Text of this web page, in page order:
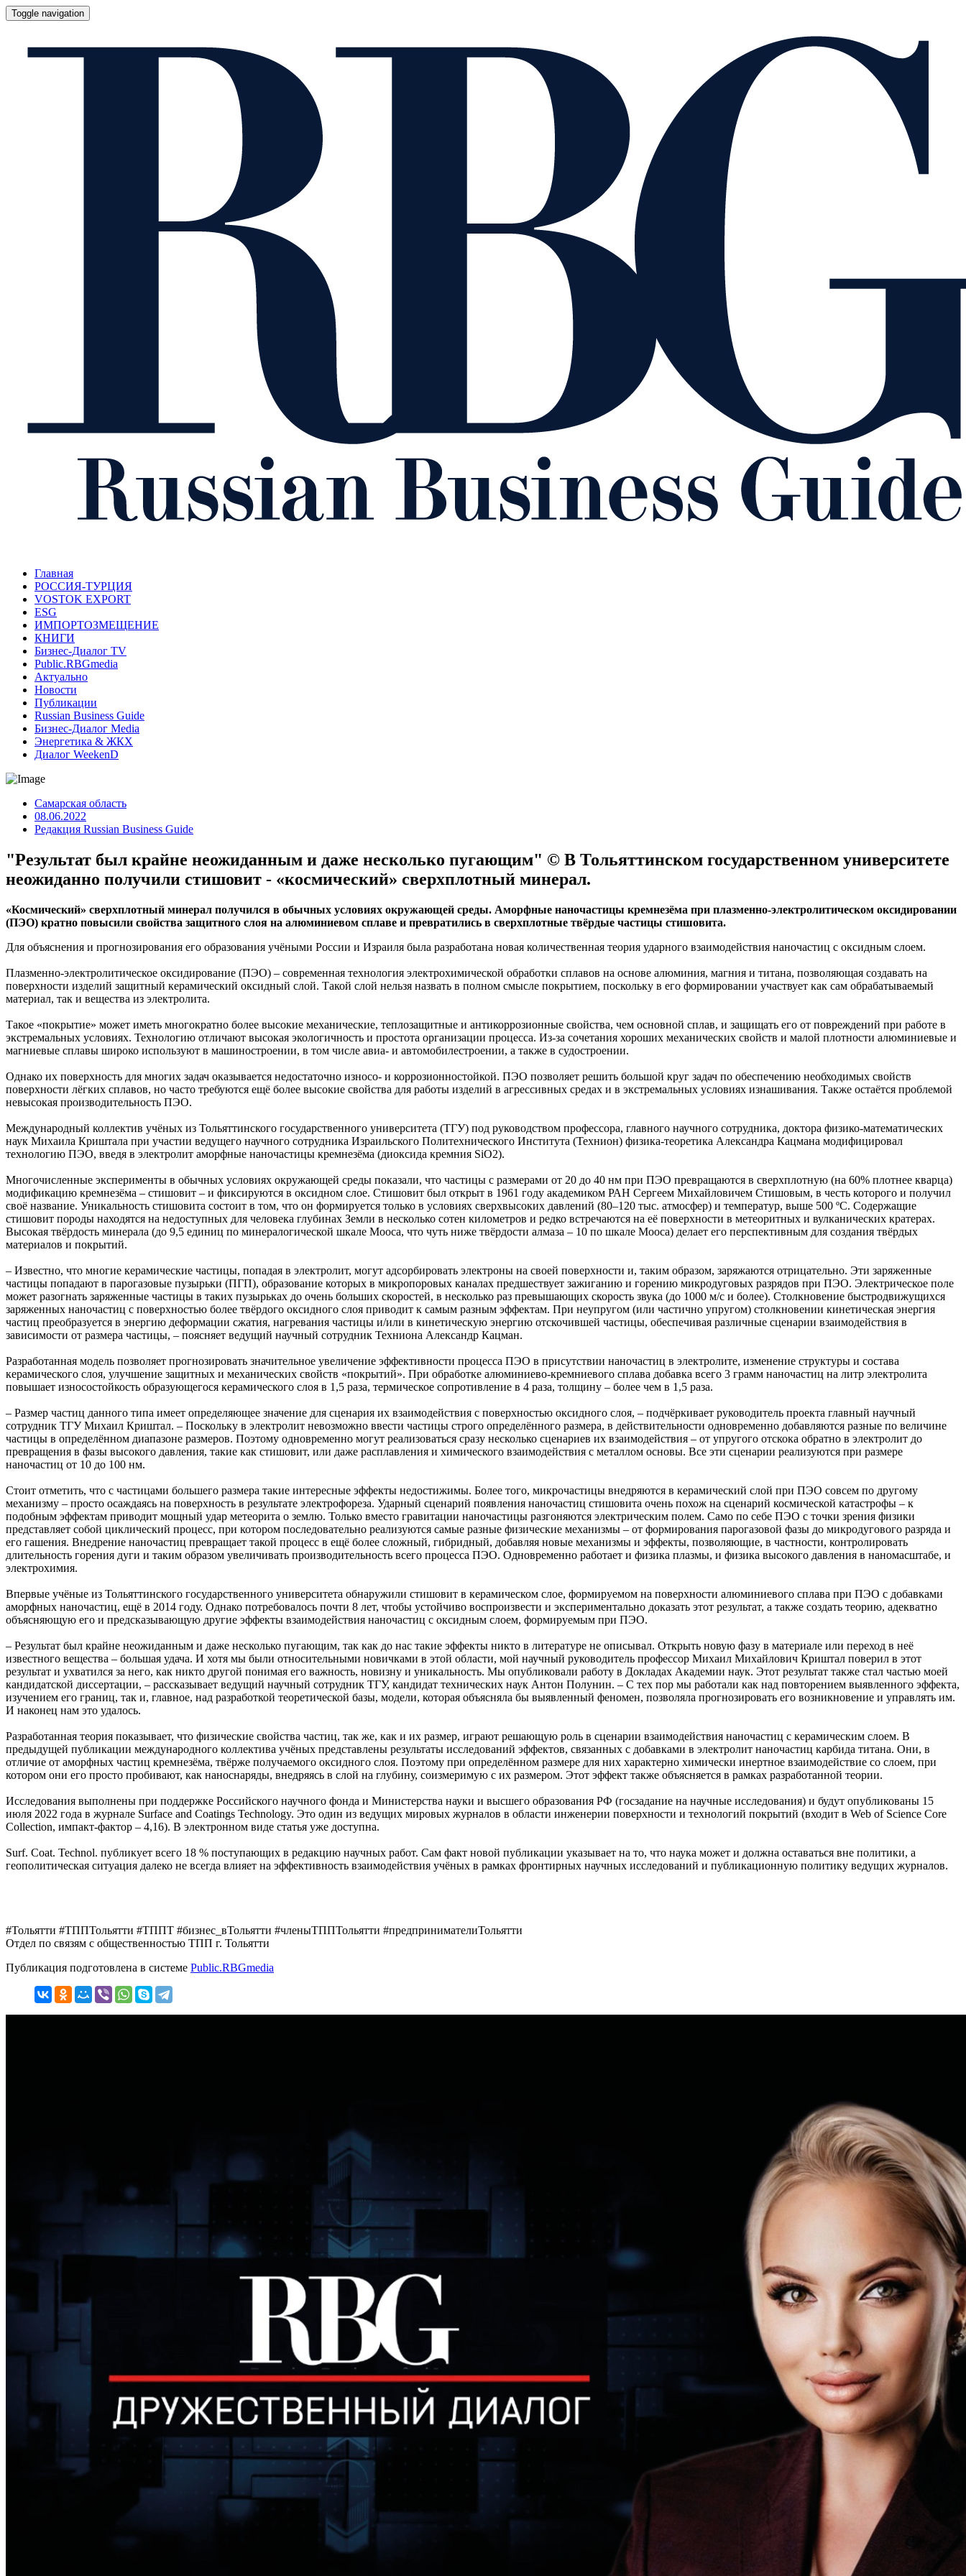
Toggle navigation
Главная
РОССИЯ-ТУРЦИЯ
VOSTOK EXPORT
ESG
ИМПОРТОЗМЕЩЕНИЕ
КНИГИ
Бизнес-Диалог TV
Public.RBGmedia
Актуально
Новости
Публикации
Russian Business Guide
Бизнес-Диалог Media
Энергетика & ЖКХ
Диалог WeekenD
Самарская область
08.06.2022
Редакция Russian Business Guide
"Результат был крайне неожиданным и даже несколько пугающим" © В Тольяттинском государственном университете
неожиданно получили стишовит - «космический» сверхплотный минерал.
«Космический» сверхплотный минерал получился в обычных условиях окружающей среды. Аморфные наночастицы кремнезёма при плазменно-электролитическом оксидировании
(ПЭО) кратно повысили свойства защитного слоя на алюминиевом сплаве и превратились в сверхплотные твёрдые частицы стишовита.
Для объяснения и прогнозирования его образования учёными России и Израиля была разработана новая количественная теория ударного взаимодействия наночастиц c оксидным слоем.
Плазменно-электролитическое оксидирование (ПЭО) – современная технология электрохимической обработки сплавов на основе алюминия, магния и титана, позволяющая создавать на
поверхности изделий защитный керамический оксидный слой. Такой слой нельзя назвать в полном смысле покрытием, поскольку в его формировании участвует как сам обрабатываемый
материал, так и вещества из электролита.
Такое «покрытие» может иметь многократно более высокие механические, теплозащитные и антикоррозионные свойства, чем основной сплав, и защищать его от повреждений при работе в
экстремальных условиях. Технологию отличают высокая экологичность и простота организации процесса. Из-за сочетания хороших механических свойств и малой плотности алюминиевые и
магниевые сплавы широко используют в машиностроении, в том числе авиа- и автомобилестроении, а также в судостроении.
Однако их поверхность для многих задач оказывается недостаточно износо- и коррозионностойкой. ПЭО позволяет решить большой круг задач по обеспечению необходимых свойств
поверхности лёгких сплавов, но часто требуются ещё более высокие свойства для работы изделий в агрессивных средах и в экстремальных условиях изнашивания. Также остаётся проблемой
невысокая производительность ПЭО.
Международный коллектив учёных из Тольяттинского государственного университета (ТГУ) под руководством профессора, главного научного сотрудника, доктора физико-математических
наук Михаила Криштала при участии ведущего научного сотрудника Израильского Политехнического Института (Технион) физика-теоретика Александра Кацмана модифицировал
технологию ПЭО, введя в электролит аморфные наночастицы кремнезёма (диоксида кремния SiO2).
Многочисленные эксперименты в обычных условиях окружающей среды показали, что частицы с размерами от 20 до 40 нм при ПЭО превращаются в сверхплотную (на 60% плотнее кварца)
модификацию кремнезёма – стишовит – и фиксируются в оксидном слое. Стишовит был открыт в 1961 году академиком РАН Сергеем Михайловичем Стишовым, в честь которого и получил
своё название. Уникальность стишовита состоит в том, что он формируется только в условиях сверхвысоких давлений (80–120 тыс. атмосфер) и температур, выше 500 ºС. Содержащие
стишовит породы находятся на недоступных для человека глубинах Земли в несколько сотен километров и редко встречаются на её поверхности в метеоритных и вулканических кратерах.
Высокая твёрдость минерала (до 9,5 единиц по минералогической шкале Мооса, что чуть ниже твёрдости алмаза – 10 по шкале Мооса) делает его перспективным для создания твёрдых
материалов и покрытий.
– Известно, что многие керамические частицы, попадая в электролит, могут адсорбировать электроны на своей поверхности и, таким образом, заряжаются отрицательно. Эти заряженные
частицы попадают в парогазовые пузырьки (ПГП), образование которых в микропоровых каналах предшествует зажиганию и горению микродуговых разрядов при ПЭО. Электрическое поле
может разогнать заряженные частицы в таких пузырьках до очень больших скоростей, в несколько раз превышающих скорость звука (до 1000 м/с и более). Столкновение быстродвижущихся
заряженных наночастиц с поверхностью более твёрдого оксидного слоя приводит к самым разным эффектам. При неупругом (или частично упругом) столкновении кинетическая энергия
частиц преобразуется в энергию деформации сжатия, нагревания частицы и/или в кинетическую энергию отскочившей частицы, обеспечивая различные сценарии взаимодействия в
зависимости от размера частицы, – поясняет ведущий научный сотрудник Техниона Александр Кацман.
Разработанная модель позволяет прогнозировать значительное увеличение эффективности процесса ПЭО в присутствии наночастиц в электролите, изменение структуры и состава
керамического слоя, улучшение защитных и механических свойств «покрытий». При обработке алюминиево-кремниевого сплава добавка всего 3 грамм наночастиц на литр электролита
повышает износостойкость образующегося керамического слоя в 1,5 раза, термическое сопротивление в 4 раза, толщину – более чем в 1,5 раза.
– Размер частиц данного типа имеет определяющее значение для сценария их взаимодействия с поверхностью оксидного слоя, – подчёркивает руководитель проекта главный научный
сотрудник ТГУ Михаил Криштал. – Поскольку в электролит невозможно ввести частицы строго определённого размера, в действительности одновременно добавляются разные по величине
частицы в определённом диапазоне размеров. Поэтому одновременно могут реализоваться сразу несколько сценариев их взаимодействия – от упругого отскока обратно в электролит до
превращения в фазы высокого давления, такие как стишовит, или даже расплавления и химического взаимодействия с металлом основы. Все эти сценарии реализуются при размере
наночастиц от 10 до 100 нм.
Стоит отметить, что с частицами большего размера такие интересные эффекты недостижимы. Более того, микрочастицы внедряются в керамический слой при ПЭО совсем по другому
механизму – просто осаждаясь на поверхность в результате электрофореза. Ударный сценарий появления наночастиц стишовита очень похож на сценарий космической катастрофы – к
подобным эффектам приводит мощный удар метеорита о землю. Только вместо гравитации наночастицы разгоняются электрическим полем. Само по себе ПЭО с точки зрения физики
представляет собой циклический процесс, при котором последовательно реализуются самые разные физические механизмы – от формирования парогазовой фазы до микродугового разряда и
его гашения. Внедрение наночастиц превращает такой процесс в ещё более сложный, гибридный, добавляя новые механизмы и эффекты, позволяющие, в частности, контролировать
длительность горения дуги и таким образом увеличивать производительность всего процесса ПЭО. Одновременно работает и физика плазмы, и физика высокого давления в наномасштабе, и
электрохимия.
Впервые учёные из Тольяттинского государственного университета обнаружили стишовит в керамическом слое, формируемом на поверхности алюминиевого сплава при ПЭО с добавками
аморфных наночастиц, ещё в 2014 году. Однако потребовалось почти 8 лет, чтобы устойчиво воспроизвести и экспериментально доказать этот результат, а также создать теорию, адекватно
объясняющую его и предсказывающую другие эффекты взаимодействия наночастиц с оксидным слоем, формируемым при ПЭО.
– Результат был крайне неожиданным и даже несколько пугающим, так как до нас такие эффекты никто в литературе не описывал. Открыть новую фазу в материале или переход в неё
известного вещества – большая удача. И хотя мы были относительными новичками в этой области, мой научный руководитель профессор Михаил Михайлович Криштал поверил в этот
результат и ухватился за него, как никто другой понимая его важность, новизну и уникальность. Мы опубликовали работу в Докладах Академии наук. Этот результат также стал частью моей
кандидатской диссертации, – рассказывает ведущий научный сотрудник ТГУ, кандидат технических наук Антон Полунин. – С тех пор мы работали как над повторением выявленного эффекта,
изучением его границ, так и, главное, над разработкой теоретической базы, модели, которая объясняла бы выявленный феномен, позволяла прогнозировать его возникновение и управлять им.
И наконец нам это удалось.
Разработанная теория показывает, что физические свойства частиц, так же, как и их размер, играют решающую роль в сценарии взаимодействия наночастиц с керамическим слоем. В
предыдущей публикации международного коллектива учёных представлены результаты исследований эффектов, связанных с добавками в электролит наночастиц карбида титана. Они, в
отличие от аморфных частиц кремнезёма, твёрже получаемого оксидного слоя. Поэтому при определённом размере для них характерно химически инертное взаимодействие со слоем, при
котором они его просто пробивают, как наноснаряды, внедряясь в слой на глубину, соизмеримую с их размером. Этот эффект также объясняется в рамках разработанной теории.
Исследования выполнены при поддержке Российского научного фонда и Министерства науки и высшего образования РФ (госзадание на научные исследования) и будут опубликованы 15
июля 2022 года в журнале Surface and Coatings Technology. Это один из ведущих мировых журналов в области инженерии поверхности и технологий покрытий (входит в Web of Science Core
Collection, импакт-фактор – 4,16). В электронном виде статья уже доступна.
Surf. Coat. Technol. публикует всего 18 % поступающих в редакцию научных работ. Сам факт новой публикации указывает на то, что наука может и должна оставаться вне политики, а
геополитическая ситуация далеко не всегда влияет на эффективность взаимодействия учёных в рамках фронтирных научных исследований и публикационную политику ведущих журналов.
#Тольятти #ТППТольятти #ТППТ #бизнес_вТольятти #членыТППТольятти #предпринимателиТольятти
Отдел по связям с общественностью ТПП г. Тольятти
Публикация подготовлена в системе Public.RBGmedia